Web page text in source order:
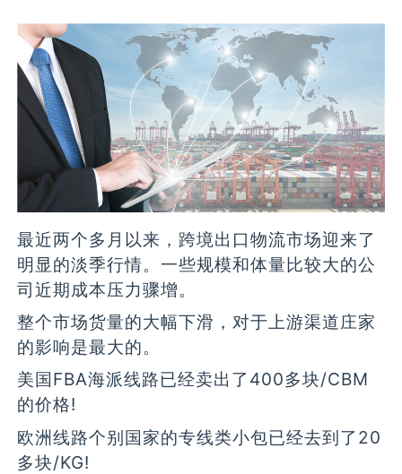
最近两个多月以来，跨境出口物流市场迎来了
明显的淡季行情。一些规模和体量比较大的公
司近期成本压力骤增。
整个市场货量的大幅下滑，对于上游渠道庄家
的影响是最大的。
美国FBA海派线路已经卖出了400多块/CBM
的价格!
欧洲线路个别国家的专线类小包已经去到了20
多块/KG!